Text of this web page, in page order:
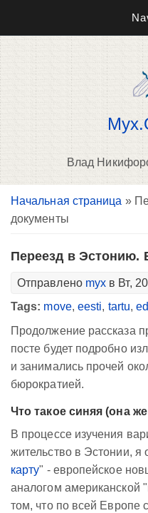
Влад
Вы здесь
Начальная страница »
документы
Переезд в Эстонию.
Отправлено myx в Вт,
Tags: move, eesti, tartu,
Продолжение рассказа
посте будет подробно
и занимались прочей
бюрократией.
Что такое синяя (она
В процессе изучения
жительство в Эстонии, я
карту" - европейское
аналогом американской
том, что по всей Европе